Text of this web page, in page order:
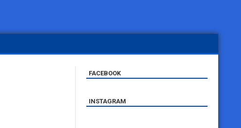
FACEBOOK
INSTAGRAM